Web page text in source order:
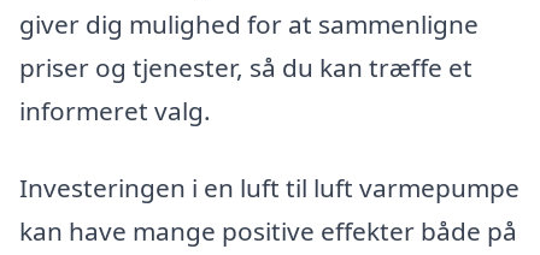
giver dig mulighed for at sammenligne
priser og tjenester, så du kan træffe et
informeret valg.
Investeringen i en luft til luft varmepumpe
kan have mange positive effekter både på